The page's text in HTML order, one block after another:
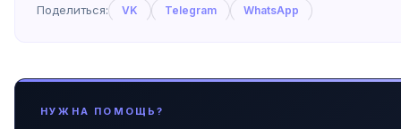
Поделиться: VK Telegram WhatsApp
НУЖНА ПОМОЩЬ?